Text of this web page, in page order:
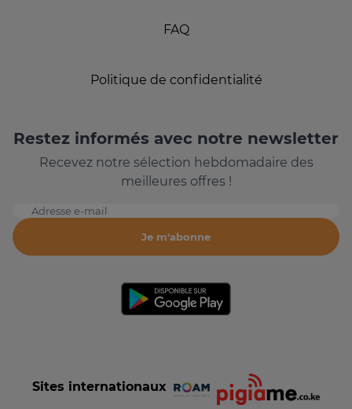
FAQ
Politique de confidentialité
Restez informés avec notre newsletter
Recevez notre sélection hebdomadaire des
meilleures offres !
Adresse e-mail
Je m'abonne
Sites internationaux